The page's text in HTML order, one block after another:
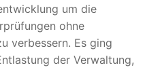
um die
ohne
verbessern. Es ging
der Verwaltung,